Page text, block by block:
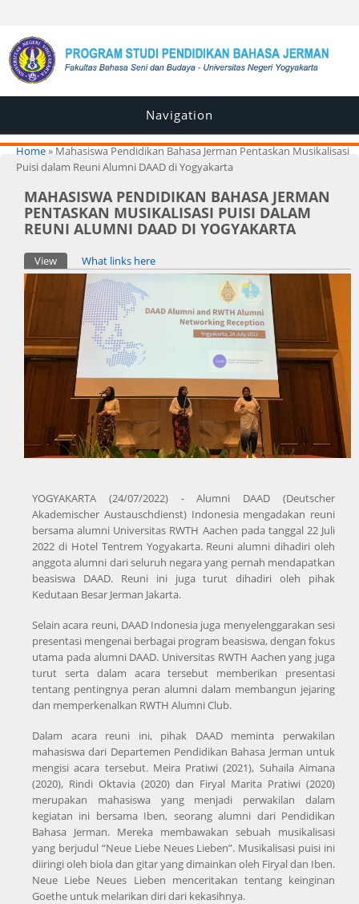
Navigation
You are here
Home» Mahasiswa Pendidikan Bahasa Jerman Pentaskan Musikalisasi
Puisi dalam Reuni Alumni DAAD di Yogyakarta
MAHASISWA PENDIDIKAN BAHASA JERMAN
PENTASKAN MUSIKALISASI PUISI DALAM
REUNI ALUMNI DAAD DI YOGYAKARTA
Primary tabs
View (active tab)
What links here
YOGYAKARTA (24/07/2022) - Alumni DAAD (Deutscher
Akademischer Austauschdienst) Indonesia mengadakan reuni
bersama alumni Universitas RWTH Aachen pada tanggal 22 Juli
2022 di Hotel Tentrem Yogyakarta. Reuni alumni dihadiri oleh
anggota alumni dari seluruh negara yang pernah mendapatkan
beasiswa DAAD. Reuni ini juga turut dihadiri oleh pihak
Kedutaan Besar Jerman Jakarta.
Selain acara reuni, DAAD Indonesia juga menyelenggarakan sesi
presentasi mengenai berbagai program beasiswa, dengan fokus
utama pada alumni DAAD. Universitas RWTH Aachen yang juga
turut serta dalam acara tersebut memberikan presentasi
tentang pentingnya peran alumni dalam membangun jejaring
dan memperkenalkan RWTH Alumni Club.
Dalam acara reuni ini, pihak DAAD meminta perwakilan
mahasiswa dari Departemen Pendidikan Bahasa Jerman untuk
mengisi acara tersebut. Meira Pratiwi (2021), Suhaila Aimana
(2020), Rindi Oktavia (2020) dan Firyal Marita Pratiwi (2020)
merupakan mahasiswa yang menjadi perwakilan dalam
kegiatan ini bersama Iben, seorang alumni dari Pendidikan
Bahasa Jerman. Mereka membawakan sebuah musikalisasi
yang berjudul “Neue Liebe Neues Lieben”. Musikalisasi puisi ini
diiringi oleh biola dan gitar yang dimainkan oleh Firyal dan Iben.
Neue Liebe Neues Lieben menceritakan tentang keinginan
Goethe untuk melarikan diri dari kekasihnya.